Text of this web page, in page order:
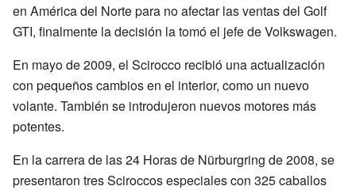
en América del Norte para no afectar las ventas del Golf
GTI, finalmente la decisión la tomó el jefe de Volkswagen.
En mayo de 2009, el Scirocco recibió una actualización
con pequeños cambios en el interior, como un nuevo
volante. También se introdujeron nuevos motores más
potentes.
En la carrera de las 24 Horas de Nürburgring de 2008, se
presentaron tres Sciroccos especiales con 325 caballos